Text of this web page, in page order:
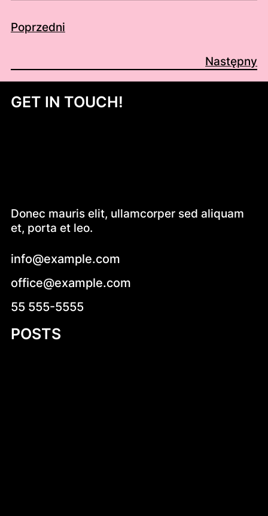
Poprzedni
Następny
GET IN TOUCH!
Donec mauris elit, ullamcorper sed aliquam
et, porta et leo.
info@example.com
office@example.com
55 555-5555
POSTS